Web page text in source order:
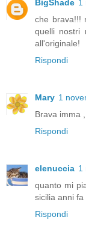
BigShade 1
che brava!!!
quelli
all'originale!
Rispondi
Mary 1
Brava imma
Rispondi
elenuccia 1
quanto mi
sicilia anni
Rispondi